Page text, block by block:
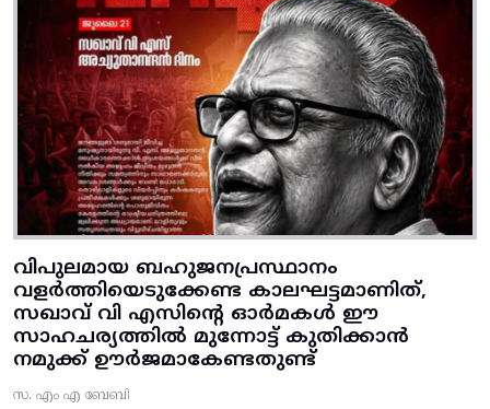
വിപുലമായ ബഹുജനപ്രസ്ഥാനം
വളർത്തിയെടുക്കേണ്ട കാലഘട്ടമാണിത്,
സഖാവ് വി എസിന്റെ ഓർമകൾ ഈ
സാഹചര്യത്തിൽ മുന്നോട്ട്‌ കുതിക്കാൻ
നമുക്ക് ഊർജമാകേണ്ടതുണ്ട്
സ. എം എ ബേബി